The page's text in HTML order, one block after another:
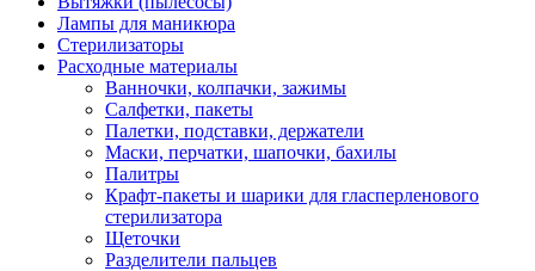
Лампы для маникюра
Стерилизаторы
Расходные материалы
Ванночки, колпачки, зажимы
Салфетки, пакеты
Палетки, подставки, держатели
Маски, перчатки, шапочки, бахилы
Палитры
Крафт-пакеты и шарики для гласперленового
стерилизатора
Щеточки
Разделители пальцев